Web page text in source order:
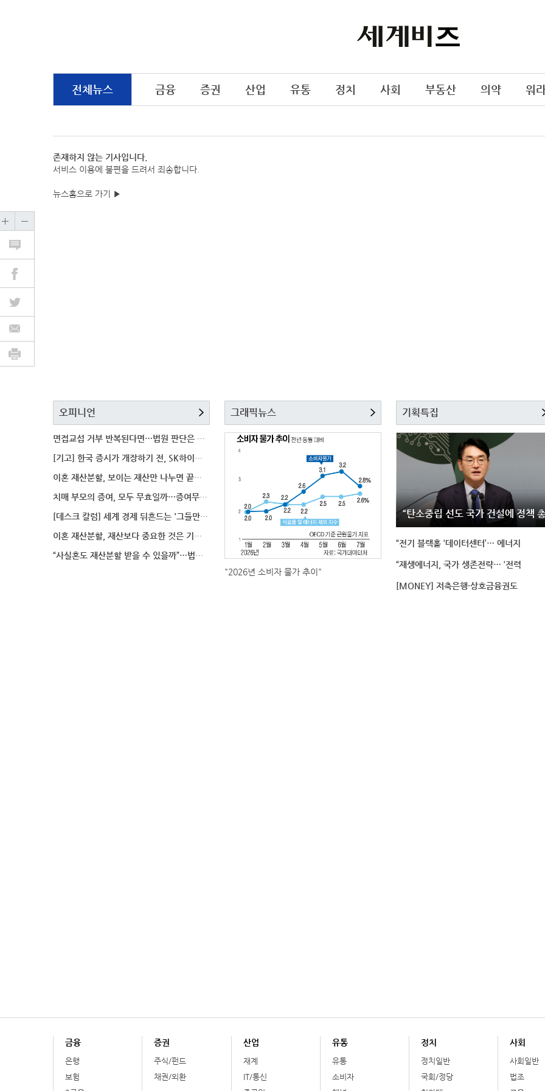
전체뉴스 금융 증권 산업 유통 정치 사회 부동산 의약 워
존재하지 않는 기사입니다.
서비스 이용에 불편을 드려서 죄송합니다.
뉴스홈으로 가기 ▶
오피니언
면접교섭 거부 반복된다면…법원 판단은 달라질까
[기고] 한국 증시가 개장하기 전, SK하이닉스 가격은
이혼 재산분할, 보이는 재산만 나누면 끝일까…숨겨진 자
치매 부모의 증여, 모두 무효일까…증여무효 분쟁에서 법
[데스크 칼럼] 세계 경제 뒤흔드는 '그들만의 언어'
이혼 재산분할, 재산보다 중요한 것은 기여도 입증
“사실혼도 재산분할 받을 수 있을까”…법원이 살펴보는
그래픽뉴스
"2026년 소비자 물가 추이"
기획특집
“탄소중립 선도 국가 건설에 정책
“전기 블랙홀 ‘데이터센터’… 에너지
“재생에너지, 국가 생존전략… ‘전력
[MONEY] 저축은행·상호금융권도
금융
은행
보험
증권
주식/펀드
채권/외환
산업
재계
IT/통신
유통
유통
소비자
정치
정치일반
국회/정당
사회
사회일반
법조